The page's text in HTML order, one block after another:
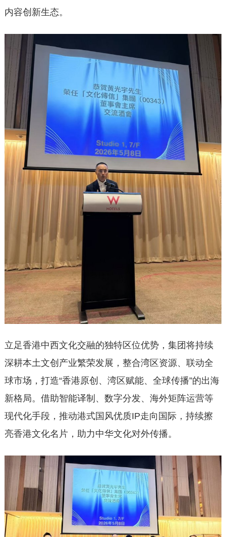
内容创新生态。
立足香港中西文化交融的独特区位优势，集团将持续
深耕本土文创产业繁荣发展，整合湾区资源、联动全
球市场，打造“香港原创、湾区赋能、全球传播”的出海
新格局。借助智能译制、数字分发、海外矩阵运营等
现代化手段，推动港式国风优质IP走向国际，持续擦
亮香港文化名片，助力中华文化对外传播。